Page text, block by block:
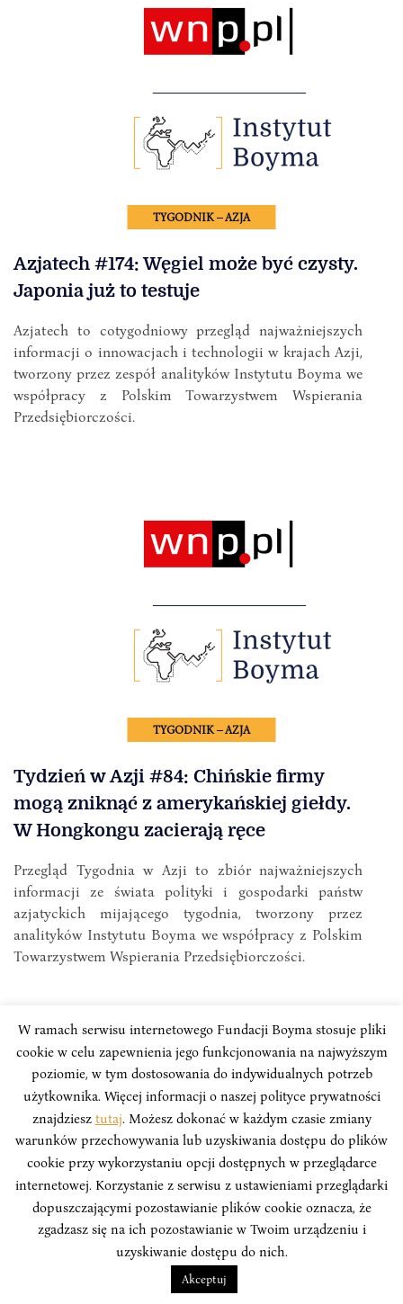
TYGODNIK – AZJA
Azjatech #174: Węgiel może być czysty.
Japonia już to testuje
Azjatech to cotygodniowy przegląd najważniejszych
informacji o innowacjach i technologii w krajach Azji,
tworzony przez zespół analityków Instytutu Boyma we
współpracy z Polskim Towarzystwem Wspierania
Przedsiębiorczości.
TYGODNIK – AZJA
Tydzień w Azji #84: Chińskie firmy
mogą zniknąć z amerykańskiej giełdy.
W Hongkongu zacierają ręce
Przegląd Tygodnia w Azji to zbiór najważniejszych
informacji ze świata polityki i gospodarki państw
azjatyckich mijającego tygodnia, tworzony przez
analityków Instytutu Boyma we współpracy z Polskim
Towarzystwem Wspierania Przedsiębiorczości.
PUBLICYSTYKA
W ramach serwisu internetowego Fundacji Boyma stosuje pliki
cookie w celu zapewnienia jego funkcjonowania na najwyższym
poziomie, w tym dostosowania do indywidualnych potrzeb
użytkownika. Więcej informacji o naszej polityce prywatności
znajdziesz tutaj. Możesz dokonać w każdym czasie zmiany
warunków przechowywania lub uzyskiwania dostępu do plików
cookie przy wykorzystaniu opcji dostępnych w przeglądarce
internetowej. Korzystanie z serwisu z ustawieniami przeglądarki
dopuszczającymi pozostawianie plików cookie oznacza, że
zgadzasz się na ich pozostawianie w Twoim urządzeniu i
uzyskiwanie dostępu do nich.
Akceptuj